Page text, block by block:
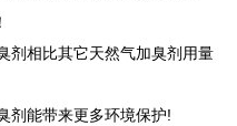
剂相比其它天然气加臭剂用量
剂能带来更多环境保护!